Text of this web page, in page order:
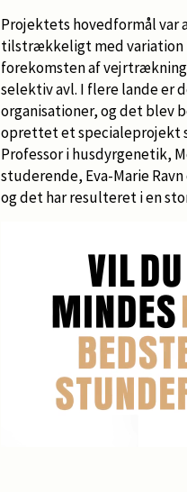
Projektets hovedformål var
tilstrækkeligt med variation
forekomsten af
selektiv avl. I flere lande er
organisationer, og det blev
oprettet et specialeprojekt
Professor i husdyrgenetik,
studerende, Eva-Marie
og det har resulteret i en